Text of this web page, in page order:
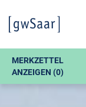
MERKZETTEL
ANZEIGEN (0)